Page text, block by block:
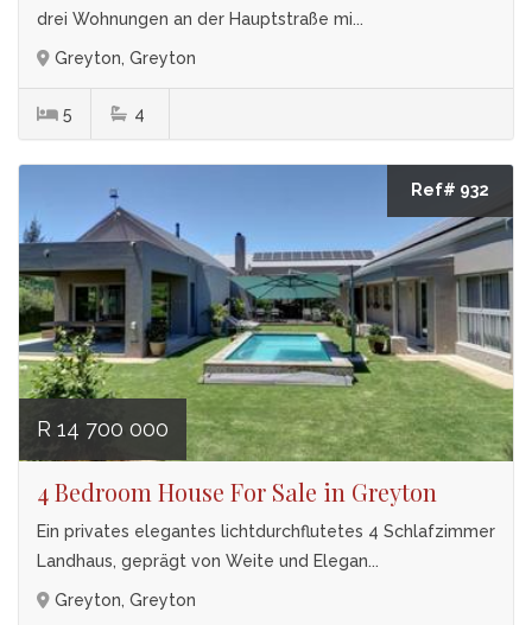
drei Wohnungen an der Hauptstraße mi...
Greyton, Greyton
5 4
Ref# 932
R 14 700 000
4 Bedroom House For Sale in Greyton
Ein privates elegantes lichtdurchflutetes 4 Schlafzimmer
Landhaus, geprägt von Weite und Elegan...
Greyton, Greyton